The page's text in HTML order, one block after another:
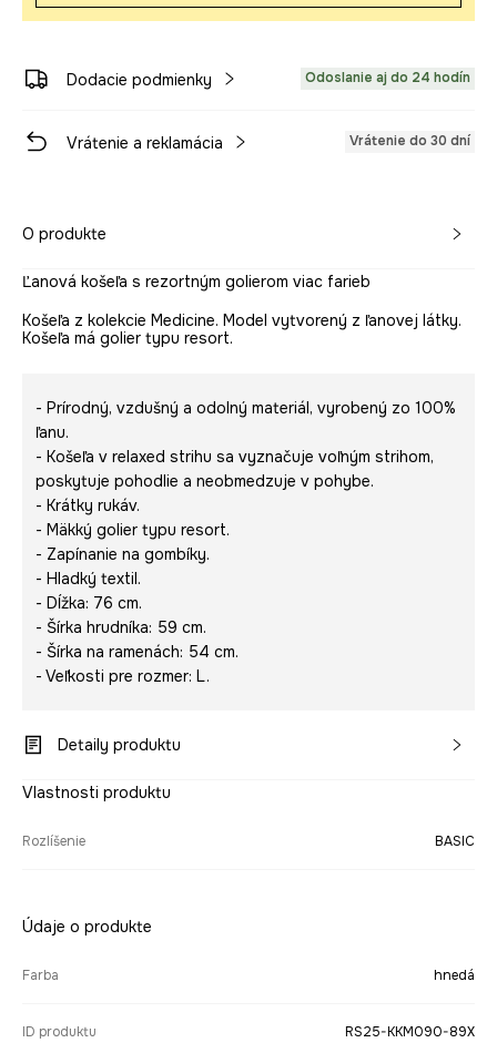
Dodacie podmienky Odoslanie aj do 24 hodín
Vrátenie a reklamácia Vrátenie do 30 dní
O produkte
Ľanová košeľa s rezortným golierom viac farieb
Košeľa z kolekcie Medicine. Model vytvorený z ľanovej látky.
Košeľa má golier typu resort.
- Prírodný, vzdušný a odolný materiál, vyrobený zo 100%
ľanu.
- Košeľa v relaxed strihu sa vyznačuje voľným strihom,
poskytuje pohodlie a neobmedzuje v pohybe.
- Krátky rukáv.
- Mäkký golier typu resort.
- Zapínanie na gombíky.
- Hladký textil.
- Dĺžka: 76 cm.
- Šírka hrudníka: 59 cm.
- Šírka na ramenách: 54 cm.
- Veľkosti pre rozmer: L.
Detaily produktu
Vlastnosti produktu
Rozlíšenie BASIC
Údaje o produkte
Farba hnedá
ID produktu RS25-KKM090-89X